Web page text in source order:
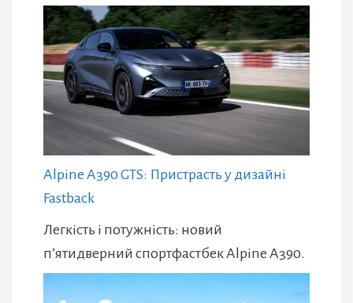
Alpine A390 GTS: Пристрасть у дизайні
Fastback
Легкість і потужність: новий
п’ятидверний спортфастбек Alpine A390.